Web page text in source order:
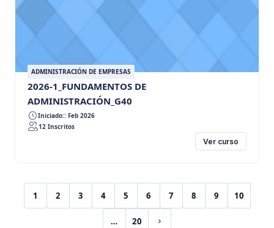
ADMINISTRACIÓN DE EMPRESAS
2026-1_FUNDAMENTOS DE
ADMINISTRACIÓN_G40
Iniciado:: Feb 2026
12 Inscritos
Ver curso
1
(current)
2 3 4 5 6 7 8 9 10
… 20